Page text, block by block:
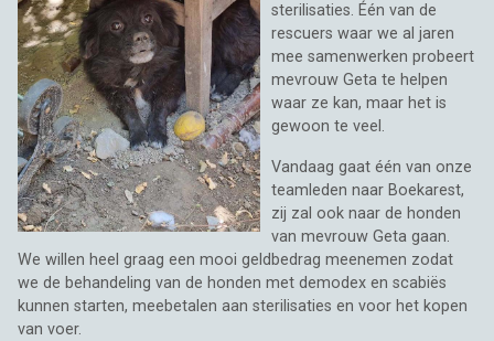
sterilisaties. Één van de
rescuers waar we al jaren
mee samenwerken probeert
mevrouw Geta te helpen
waar ze kan, maar het is
gewoon te veel.
Vandaag gaat één van onze
teamleden naar Boekarest,
zij zal ook naar de honden
van mevrouw Geta gaan.
We willen heel graag een mooi geldbedrag meenemen zodat
we de behandeling van de honden met demodex en scabiës
kunnen starten, meebetalen aan sterilisaties en voor het kopen
van voer.